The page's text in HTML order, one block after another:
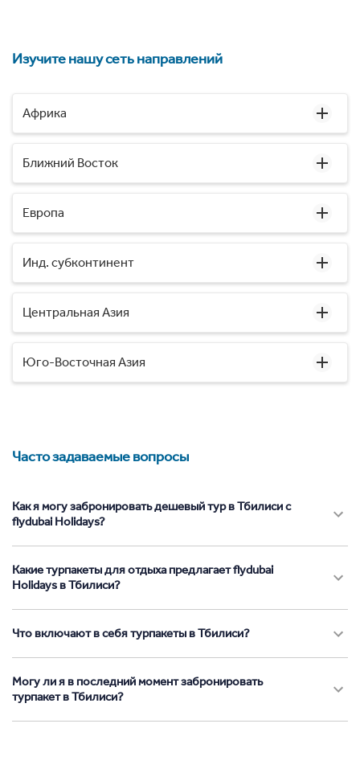
Изучите нашу сеть направлений
Африка
Ближний Восток
Европа
Инд. субконтинент
Центральная Азия
Юго-Восточная Азия
Часто задаваемые вопросы
Как я могу забронировать дешевый тур в Тбилиси с
flydubai Holidays?
Какие турпакеты для отдыха предлагает flydubai
Holidays в Тбилиси?
Что включают в себя турпакеты в Тбилиси?
Могу ли я в последний момент забронировать
турпакет в Тбилиси?